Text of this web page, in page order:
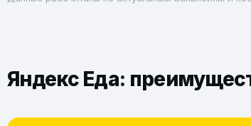
Яндекс Еда: